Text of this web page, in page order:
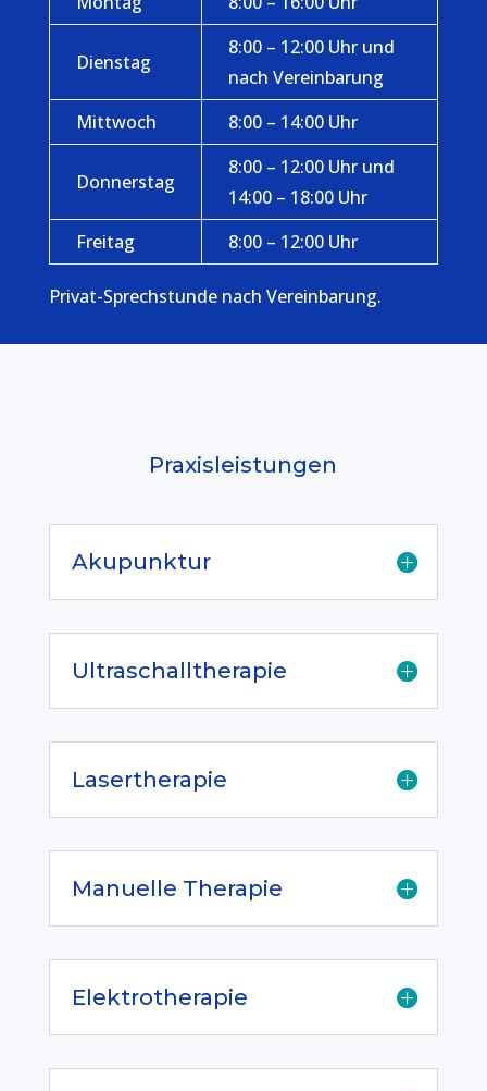
Dienstag
8:00 – 12:00 Uhr und
nach Vereinbarung
Mittwoch
8:00 – 14:00 Uhr
Donnerstag
8:00 – 12:00 Uhr und
14:00 – 18:00 Uhr
Freitag
8:00 – 12:00 Uhr
Privat-Sprechstunde nach Vereinbarung.
Praxisleistungen
Akupunktur
Ultraschalltherapie
Lasertherapie
Manuelle Therapie
Elektrotherapie